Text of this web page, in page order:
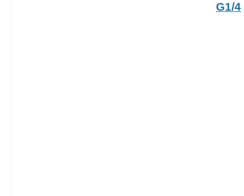
G1/4